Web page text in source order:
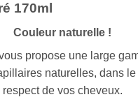
170ml
Couleur naturelle !
propose une large
naturelles, dans le
respect de vos cheveux.